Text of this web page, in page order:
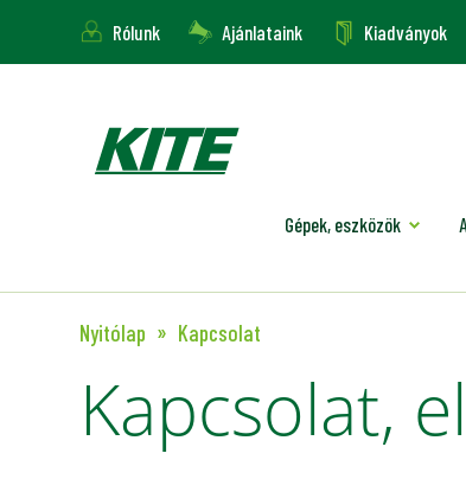
Rólunk Ajánlataink Kiadványok
Gépek, eszközök
Nyitólap Kapcsolat
Kapcsolat,